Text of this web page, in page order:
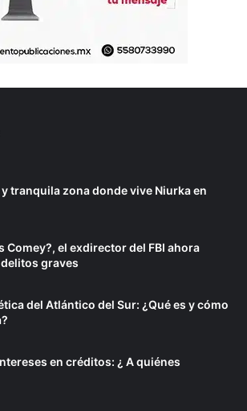
tranquila zona donde vive Niurka en
Comey?, el exdirector del FBI ahora
graves
del Atlántico del Sur: ¿Qué es y cómo
en créditos: ¿ A quiénes